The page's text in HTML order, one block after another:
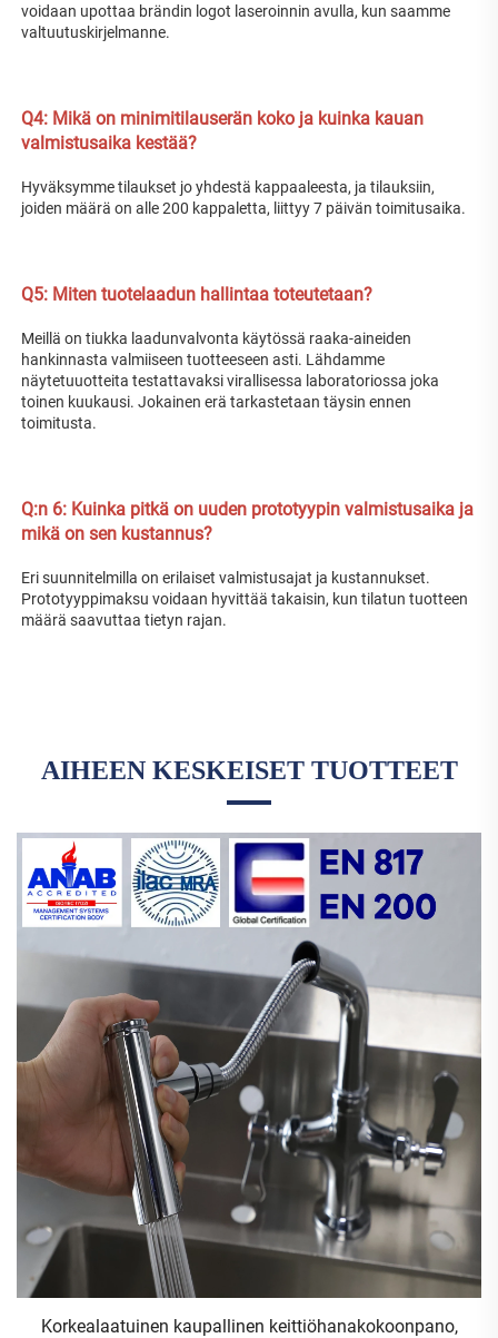
voidaan upottaa brändin logot laseroinnin avulla, kun saamme
valtuutuskirjelmanne.
Q4: Mikä on minimitilauserän koko ja kuinka kauan
valmistusaika kestää?
Hyväksymme tilaukset jo yhdestä kappaaleesta, ja tilauksiin,
joiden määrä on alle 200 kappaletta, liittyy 7 päivän toimitusaika.
Q5: Miten tuotelaadun hallintaa toteutetaan?
Meillä on tiukka laadunvalvonta käytössä raaka-aineiden
hankinnasta valmiiseen tuotteeseen asti. Lähdamme
näytetuuotteita testattavaksi virallisessa laboratoriossa joka
toinen kuukausi. Jokainen erä tarkastetaan täysin ennen
toimitusta.
Q:n 6: Kuinka pitkä on uuden prototyypin valmistusaika ja
mikä on sen kustannus?
Eri suunnitelmilla on erilaiset valmistusajat ja kustannukset.
Prototyyppimaksu voidaan hyvittää takaisin, kun tilatun tuotteen
määrä saavuttaa tietyn rajan.
AIHEEN KESKEISET TUOTTEET
kahden suunnan kiertävä veden säästöön suunniteltu